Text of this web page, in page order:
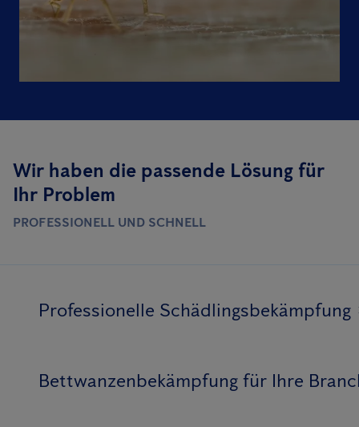
Wir haben die passende Lösung für
Ihr Problem
PROFESSIONELL UND SCHNELL
Professionelle Schädlingsbekämpfung
Bettwanzenbekämpfung für Ihre